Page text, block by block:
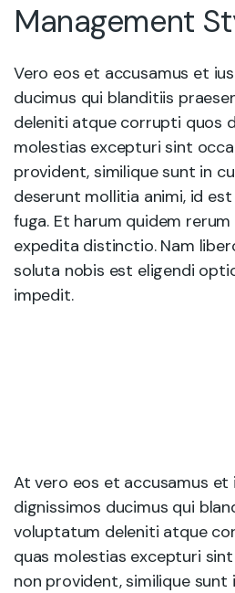
Management
Vero eos et accusamus et
ducimus qui blanditiis
deleniti atque corrupti quos
molestias excepturi sint
provident, similique sunt in
deserunt mollitia animi, id
fuga. Et harum quidem
expedita distinctio. Nam
soluta nobis est eligendi
impedit.
At vero eos et accusamus et
dignissimos ducimus qui
voluptatum deleniti atque
quas molestias excepturi
non provident, similique sunt